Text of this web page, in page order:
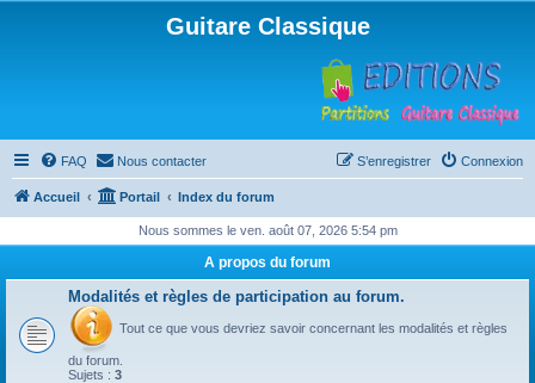
Guitare Classique
FAQ Nous contacter Connexion
S’enregistrer
Accueil Portail Index du forum
Nous sommes le ven. août 07, 2026 5:54 pm
A propos du forum
Modalités et règles de participation au forum.
Tout ce que vous devriez savoir concernant les modalités et règles
du forum.
Sujets : 3